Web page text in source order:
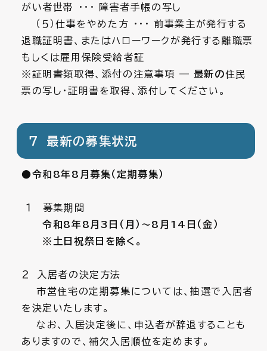
がい者世帯 ・・・ 障害者手帳の写し
（５）仕事をやめた方 ・・・ 前事業主が発行する
退職証明書、またはハローワークが発行する離職票
もしくは雇用保険受給者証
※証明書類取得、添付の注意事項 ― 最新の住民
票の写し・証明書を取得、添付してください。
７ 最新の募集状況
●令和8年8月募集（定期募集）
１ 募集期間
令和8年8月3日（月）～8月14日（金）
※土日祝祭日を除く。
２ 入居者の決定方法
市営住宅の定期募集については、抽選で入居者
を決定いたします。
なお、入居決定後に、申込者が辞退することも
ありますので、補欠入居順位を定めます。